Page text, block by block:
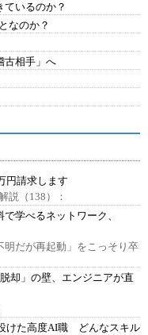
いるのか？
なのか？
古相手」へ
円請求します
説（138）：
学べるネットワーク、
明だが再起動」をこっそり卒
却」の壁、エンジニアが直
けた高度AI職 どんなスキル